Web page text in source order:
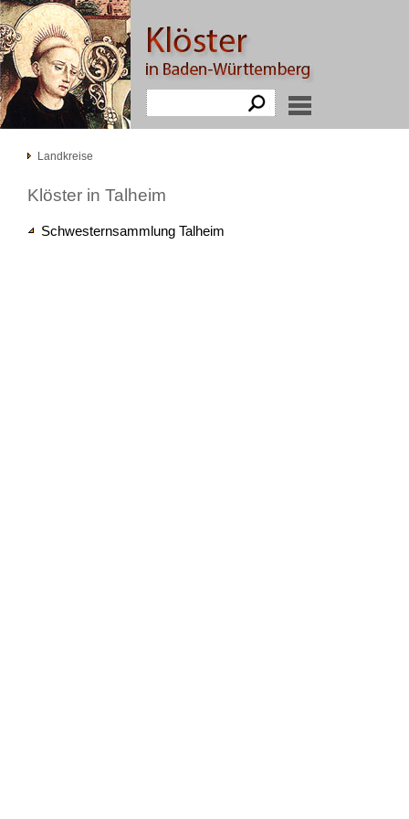
Landkreise
Klöster in Talheim
Schwesternsammlung Talheim